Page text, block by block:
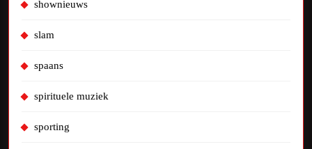
shownieuws
slam
spaans
spirituele muziek
sporting